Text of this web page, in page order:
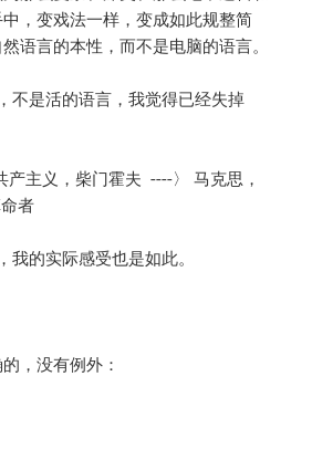
，变戏法一样，变成如此规整简
语言的本性，而不是电脑的语言。
不是活的语言，我觉得已经失掉
主义，柴门霍夫 ----〉 马克思，
者
我的实际感受也是如此。
，没有例外：